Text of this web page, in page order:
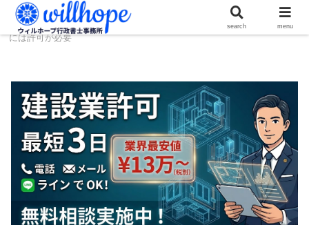
ホーム 建設コラム
【建設業許可】オフィス内装工事
には許可が必要
search menu